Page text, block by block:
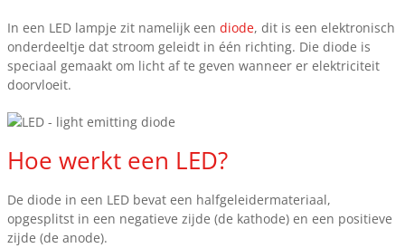
In een LED lampje zit namelijk een diode, dit is een elektronisch
onderdeeltje dat stroom geleidt in één richting. Die diode is
speciaal gemaakt om licht af te geven wanneer er elektriciteit
doorvloeit.
Hoe werkt een LED?
De diode in een LED bevat een halfgeleidermateriaal,
opgesplitst in een negatieve zijde (de kathode) en een positieve
zijde (de anode).